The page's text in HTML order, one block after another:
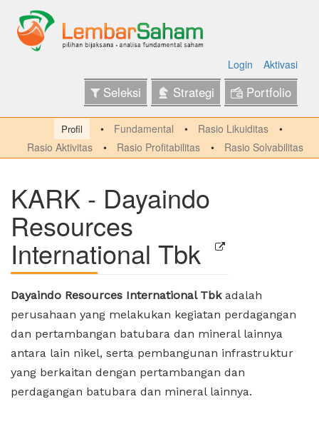
Login Aktivasi
Seleksi Strategi Portfolio
Profil Fundamental
Rasio Likuiditas
Rasio Aktivitas
Rasio Profitabilitas Rasio Solvabilitas
KARK - Dayaindo
Resources
International Tbk
Dayaindo Resources International Tbkadalah
perusahaan yang melakukan kegiatan perdagangan
dan pertambangan batubara dan mineral lainnya
antara lain nikel, serta pembangunan infrastruktur
yang berkaitan dengan pertambangan dan
perdagangan batubara dan mineral lainnya.